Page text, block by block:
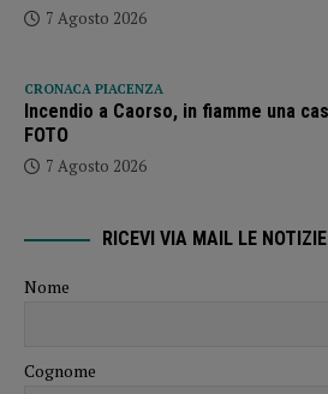
7 Agosto 2026
CRONACA PIACENZA
Incendio a Caorso, in fiamme una
FOTO
7 Agosto 2026
RICEVI VIA MAIL LE
Nome
Cognome